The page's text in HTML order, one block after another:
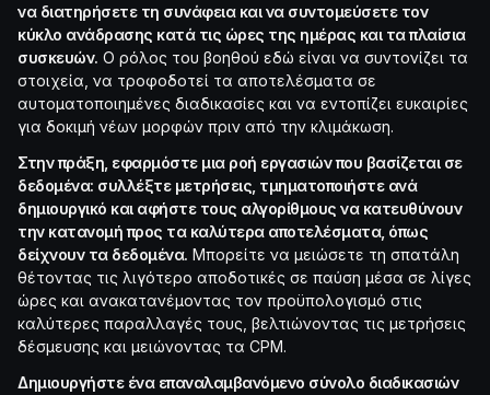
να διατηρήσετε τη συνάφεια και να συντομεύσετε τον
κύκλο ανάδρασης κατά τις ώρες της ημέρας και τα πλαίσια
συσκευών. Ο ρόλος του βοηθού εδώ είναι να συντονίζει τα
στοιχεία, να τροφοδοτεί τα αποτελέσματα σε
αυτοματοποιημένες διαδικασίες και να εντοπίζει ευκαιρίες
για δοκιμή νέων μορφών πριν από την κλιμάκωση.
Στην πράξη, εφαρμόστε μια ροή εργασιών που βασίζεται σε
δεδομένα: συλλέξτε μετρήσεις, τμηματοποιήστε ανά
δημιουργικό και αφήστε τους αλγορίθμους να κατευθύνουν
την κατανομή προς τα καλύτερα αποτελέσματα, όπως
δείχνουν τα δεδομένα. Μπορείτε να μειώσετε τη σπατάλη
θέτοντας τις λιγότερο αποδοτικές σε παύση μέσα σε λίγες
ώρες και ανακατανέμοντας τον προϋπολογισμό στις
καλύτερες παραλλαγές τους, βελτιώνοντας τις μετρήσεις
δέσμευσης και μειώνοντας τα CPM.
Δημιουργήστε ένα επαναλαμβανόμενο σύνολο διαδικασιών